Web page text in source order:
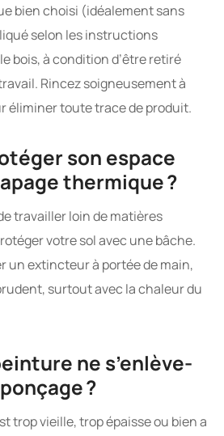
bien choisi (idéalement sans
selon les instructions
bois, à condition d’être retiré
Rincez soigneusement à
éliminer toute trace de produit.
son espace
thermique ?
travailler loin de matières
votre sol avec une bâche.
un extincteur à portée de main,
surtout avec la chaleur du
ne s’enlève-
?
trop vieille, trop épaisse ou bien a